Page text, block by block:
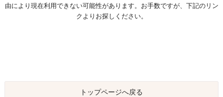
由により現在利用できない可能性があります。お手数ですが、下記のリン
クよりお探しください。
トップページへ戻る